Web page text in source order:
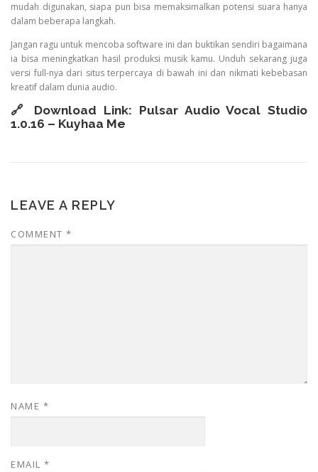
mudah digunakan, siapa pun bisa memaksimalkan potensi suara hanya
dalam beberapa langkah.
Jangan ragu untuk mencoba software ini dan buktikan sendiri bagaimana
ia bisa meningkatkan hasil produksi musik kamu. Unduh sekarang juga
versi full-nya dari situs terpercaya di bawah ini dan nikmati kebebasan
kreatif dalam dunia audio.
🔗 Download Link: Pulsar Audio Vocal Studio
1.0.16 – Kuyhaa Me
LEAVE A REPLY
COMMENT *
NAME *
EMAIL *